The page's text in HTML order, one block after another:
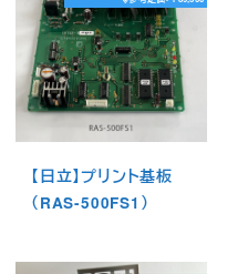
【日立】プリント基板
（RAS-500FS1）